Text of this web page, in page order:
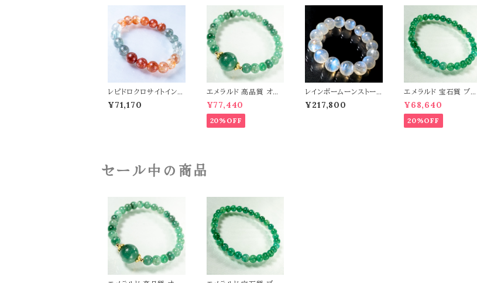
レピドロクロサイトインオ
リゴクレース 10mm ブ
レスレット パワーストー
¥71,170
エメラルド 高品質 オリ
ジナルデザイン ブレスレ
ット パワーストーン 天然
石 t0545
¥77,440
20%OFF
レインボームーンストーン
14mm ブレスレット 曹
灰長石 パワーストーン
¥217,800
エメラルド 宝石質 ブレ
スレット パワーストーン
天然石 t0544
¥68,640
20%OFF
セール中の商品